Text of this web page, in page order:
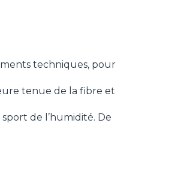
techniques, pour
tenue de la fibre et
de l’humidité. De